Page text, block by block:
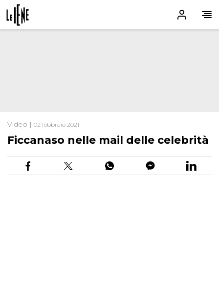
Video | 02 febbraio 2021
Ficcanaso nelle mail delle celebrità